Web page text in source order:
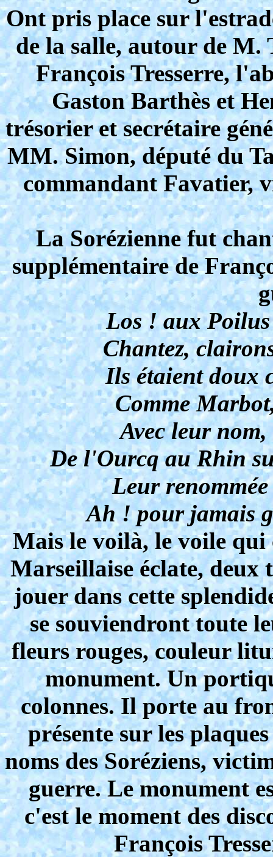
Ont pris place sur
de la salle, autour de M.
François Tresserre,
Gaston Barthès et
trésorier et secrétaire
MM. Simon, député du
commandant Favatier,
La Sorézienne fut
supplémentaire de
Los ! aux
Chantez,
Ils étaient doux
Comme
Avec leur
De l'Ourcq au Rhin
Leur
Ah ! pour jamais
Mais le voilà, le voile
Marseillaise éclate, deux
jouer dans cette
se souviendront toute
fleurs rouges, couleur
monument. Un
colonnes. Il porte au
présente sur les
noms des Soréziens,
guerre. Le monument
c'est le moment des
François